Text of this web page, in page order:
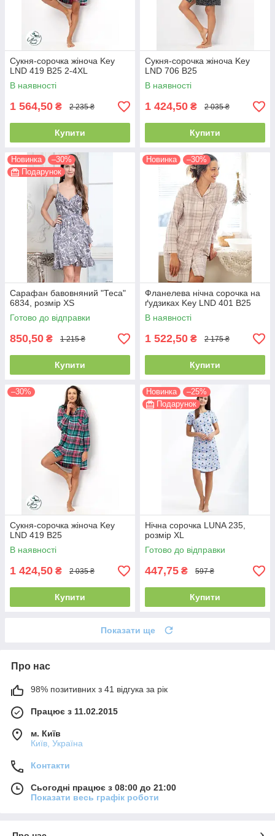
Сукня-сорочка жіноча Key
LND 419 B25 2-4XL
В наявності
1 564,50 ₴ 2 235 ₴
Купити
Сукня-сорочка жіноча Key
LND 706 B25
В наявності
1 424,50 ₴ 2 035 ₴
Купити
Новинка
–30%
Подарунок
Сарафан бавовняний "Теса"
6834, розмір XS
Готово до відправки
850,50 ₴ 1 215 ₴
Купити
Новинка –30%
Фланелева нічна сорочка на
ґудзиках Key LND 401 B25
В наявності
1 522,50 ₴ 2 175 ₴
Купити
–30%
Сукня-сорочка жіноча Key
LND 419 B25
В наявності
1 424,50 ₴ 2 035 ₴
Купити
Новинка
–25%
Подарунок
Нічна сорочка LUNA 235,
розмір XL
Готово до відправки
447,75 ₴ 597 ₴
Купити
Показати ще
Про нас
98% позитивних з 41 відгука за рік
Працює з 11.02.2015
м. Київ
Київ, Україна
Контакти
Сьогодні працює з 08:00 до 21:00
Показати весь графік роботи